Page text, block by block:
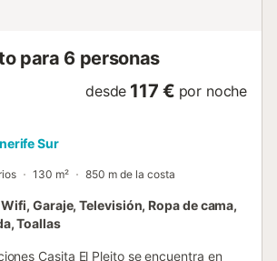
para 6 personas
desde 117 € por noche
Sur
130 m² 850 m de la costa
Garaje, Televisión, Ropa de cama,
Toallas
Casita El Pleito se encuentra en